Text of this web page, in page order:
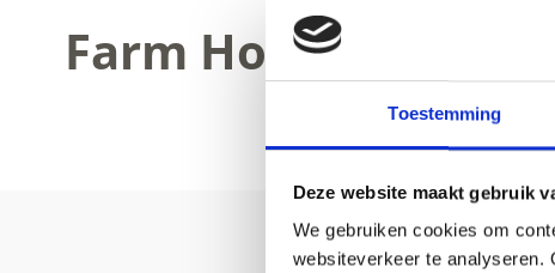
Toestemming
Deze website maakt gebruik
We gebruiken cookies om
websiteverkeer te analyseren.
Farm Holidays in Prad